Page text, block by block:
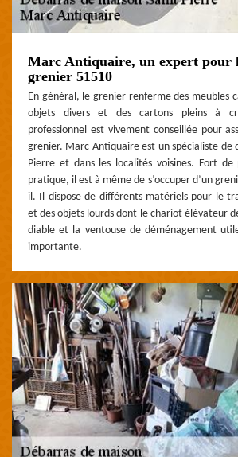
Marc Antiquaire, un expert pour
grenier 51510
En général, le grenier renferme des meubles
objets divers et des cartons pleins à
professionnel est vivement conseillée pour
grenier. Marc Antiquaire est un spécialiste de
Pierre et dans les localités voisines. Fort de
pratique, il est à même de s’occuper d’un
il. Il dispose de différents matériels pour le
et des objets lourds dont le chariot élévateur
diable et la ventouse de déménagement
importante.